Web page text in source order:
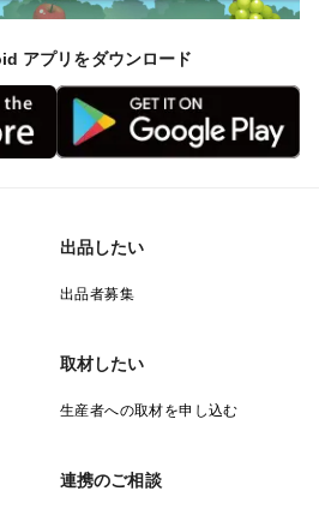
アプリをダウンロード
出品したい
出品者募集
取材したい
生産者への取材を申し込む
連携のご相談